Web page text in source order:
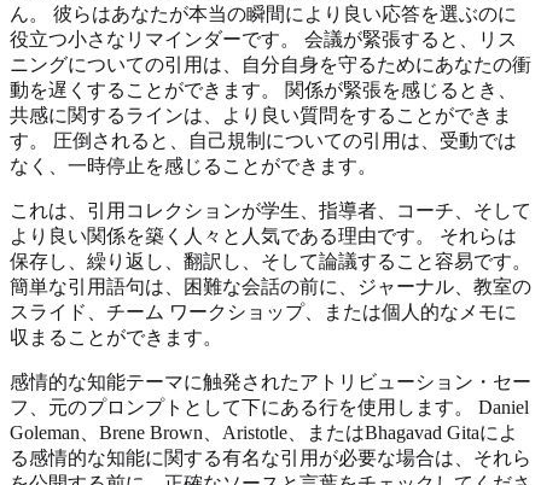
ん。 彼らはあなたが本当の瞬間により良い応答を選ぶのに
役立つ小さなリマインダーです。 会議が緊張すると、リス
ニングについての引用は、自分自身を守るためにあなたの衝
動を遅くすることができます。 関係が緊張を感じるとき、
共感に関するラインは、より良い質問をすることができま
す。 圧倒されると、自己規制についての引用は、受動では
なく、一時停止を感じることができます。
これは、引用コレクションが学生、指導者、コーチ、そして
より良い関係を築く人々と人気である理由です。 それらは
保存し、繰り返し、翻訳し、そして論議すること容易です。
簡単な引用語句は、困難な会話の前に、ジャーナル、教室の
スライド、チーム ワークショップ、または個人的なメモに
収まることができます。
感情的な知能テーマに触発されたアトリビューション・セー
フ、元のプロンプトとして下にある行を使用します。 Daniel
Goleman、Brene Brown、Aristotle、またはBhagavad Gitaによ
る感情的な知能に関する有名な引用が必要な場合は、それら